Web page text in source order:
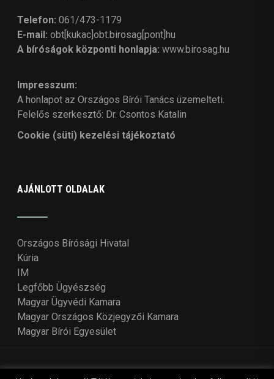
Telefon: 061/473-1179
E-mail: obt[kukac]obt.birosag[pont]hu
A bíróságok központi honlapja: www.birosag.hu
Impresszum:
A honlapot az Országos Bírói Tanács üzemelteti.
Felelős szerkesztő: Dr. Csontos Katalin
Cookie (süti) kezelési tájékoztató
AJÁNLOTT OLDALAK
Országos Bírósági Hivatal
Kúria
IM
Legfőbb Ügyészség
Magyar Ügyvédi Kamara
Magyar Országos Közjegyzői Kamara
Magyar Bírói Egyesület